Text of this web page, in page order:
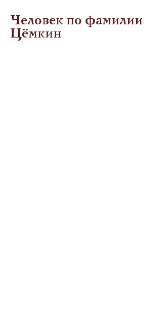
Человек по фамилии
Цёмкин